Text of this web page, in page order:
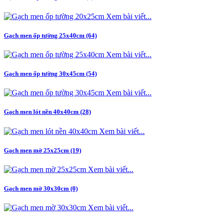
Xem bài viết...
Gạch men ốp tường 25x40cm (64)
Xem bài viết...
Gạch men ốp tường 30x45cm (54)
Xem bài viết...
Gạch men lót nền 40x40cm (28)
Xem bài viết...
Gạch men mờ 25x25cm (19)
Xem bài viết...
Gạch men mờ 30x30cm (0)
Xem bài viết...